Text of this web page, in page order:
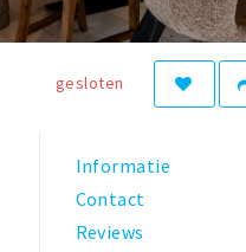
gesloten
Informatie
Contact
Reviews